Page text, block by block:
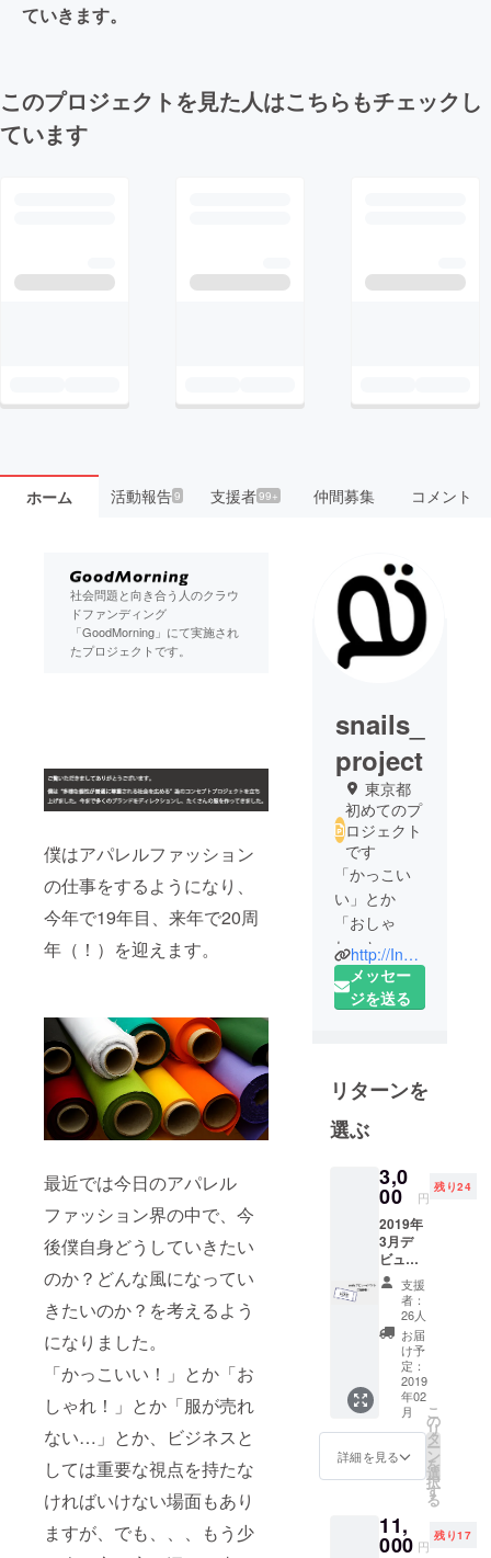
ていきます。
このプロジェクトを見た人はこちらもチェックし
ています
ホーム 活動報告9 支援者99+ 仲間募集 コメント
社会問題と向き合う人のクラウ
ドファンディング
「GoodMorning」にて実施され
たプロジェクトです。
僕はアパレルファッション
の仕事をするようになり、
今年で19年目、来年で20周
年（！）を迎えます。
最近では今日のアパレル
ファッション界の中で、今
後僕自身どうしていきたい
のか？どんな風になってい
きたいのか？を考えるよう
になりました。
「かっこいい！」とか「お
しゃれ！」とか「服が売れ
ない…」とか、ビジネスと
しては重要な視点を持たな
ければいけない場面もあり
ますが、でも、、、もう少
snails_
project
東京都
初めてのプ
ロジェクト
です
「かっこい
い」とか
「おしゃ
れ」と
か・・・普
通にファッ
作ってきま
した。
でも、これ
ともっと心
の奥の方に
ある気持ち
を服を通し
て発信して
いきたい。
そうするこ
とで僕は自
る。
そして、僕
以外に自由
になれる人
と増えてい
くと嬉しい
http://Instagram.com/snails_project
メッセー
ジを送る
リターンを
選ぶ
3,0
00 円
残り24
2019年
3月デ
ビュー
イベン
トご招
待いた
しま
す。 会
場には
ビュー
アイテ
ムとレ
スリー
氏の
フォト
ゆっく
りご覧
支援
者：
26人
お届
け予
定：
2019
年02
月
詳細を見る
こ
の
リ
タ
ー
ン
を
選
択
す
る
11,
000 円
残り17